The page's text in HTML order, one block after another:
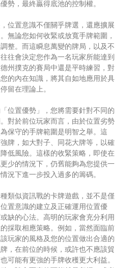
勢，最終贏得底池的控制權。
位置意識不僅關乎牌選，還應擴展
無論您如何收緊或放寬手牌範圍，
整。而這瞬息萬變的牌局，以及不
往會決定您作為一名玩家所能達到
州撲克的賽局中還是平時練習，對
的內在知識，將其自如地應用於具
留在理論上。
位置優勢」，您將需要針對不同的
對於前位玩家而言，由於位置劣勢
保守的手牌範圍是明智之舉。這
牌，如大對子、同花大牌等，以確
低風險。這樣的收緊策略，即使在
少的情況下，仍舊能夠為您提供一
況下進一步投入過多的籌碼。
類似資訊戰的卡牌遊戲，並不是僅
置意識的建立及正確運用位置優
缺的心法。高明的玩家會充分利用
採取相應策略。例如，當然面臨前
玩家的風格及您的位置做出合適的
，在前位的時候，或許也不應該貿
可能有更強的手牌收穫更大利益。